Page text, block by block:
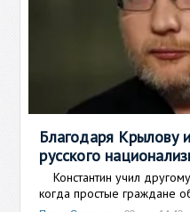
Благодаря Крылову
русского
Константин учил
когда простые граждане